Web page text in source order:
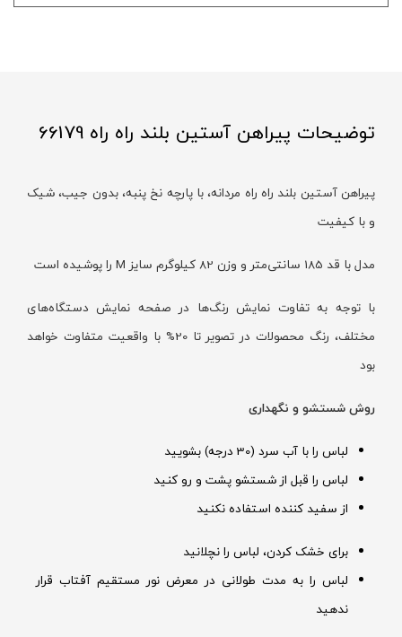
توضیحات پیراهن آستین بلند راه راه 66179
پیراهن آستین بلند راه راه مردانه، با پارچه نخ پنبه، بدون جیب، شیک
و با کیفیت
مدل با قد 185 سانتی‌متر و وزن 82 کیلوگرم سایز M را پوشیده است
با توجه به تفاوت نمایش رنگ‌ها در صفحه نمایش دستگاه‌های
مختلف، رنگ محصولات در تصویر تا 20% با واقعیت متفاوت خواهد
بود
روش شستشو و نگهداری
لباس را با آب سرد (30 درجه) بشویید
لباس را قبل از شستشو پشت و رو کنید
از سفید کننده استفاده نکنید
برای خشک کردن، لباس را نچلانید
لباس را به مدت طولانی در معرض نور مستقیم آفتاب قرار
ندهید